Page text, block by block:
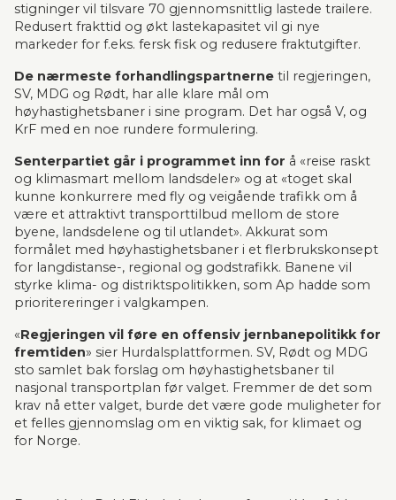
stigninger vil tilsvare 70 gjennomsnittlig lastede trailere.
Redusert frakttid og økt lastekapasitet vil gi nye
markeder for f.eks. fersk fisk og redusere fraktutgifter.
De nærmeste forhandlingspartnerne til regjeringen,
SV, MDG og Rødt, har alle klare mål om
høyhastighetsbaner i sine program. Det har også V, og
KrF med en noe rundere formulering.
Senterpartiet går i programmet inn for å «reise raskt
og klimasmart mellom landsdeler» og at «toget skal
kunne konkurrere med fly og veigående trafikk om å
være et attraktivt transporttilbud mellom de store
byene, landsdelene og til utlandet». Akkurat som
formålet med høyhastighetsbaner i et flerbrukskonsept
for langdistanse-, regional og godstrafikk. Banene vil
styrke klima- og distriktspolitikken, som Ap hadde som
prioritereringer i valgkampen.
«Regjeringen vil føre en offensiv jernbanepolitikk for
fremtiden» sier Hurdalsplattformen. SV, Rødt og MDG
sto samlet bak forslag om høyhastighetsbaner til
nasjonal transportplan før valget. Fremmer de det som
krav nå etter valget, burde det være gode muligheter for
et felles gjennomslag om en viktig sak, for klimaet og
for Norge.